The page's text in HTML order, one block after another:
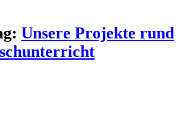
Unsere Projekte rund